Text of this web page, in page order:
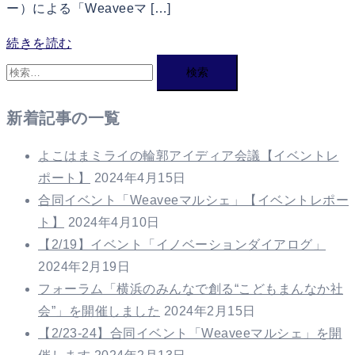
ー）による「Weaveeマ […]
続きを読む
検
新着記事の一覧
よこはまミライの輪郭アイディア会議【イベントレ
ポート】
2024年4月15日
合同イベント「Weaveeマルシェ」【イベントレポー
ト】
2024年4月10日
【2/19】イベント「イノベーションダイアログ」
2024年2月19日
フォーラム「横浜のみんなで創る“こどもまんなか社
会”」を開催しました 2024年2月15日
【2/23-24】合同イベント「Weaveeマルシェ」を開